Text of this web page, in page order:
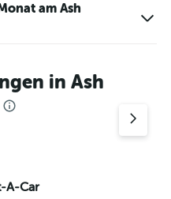
am Ash
in Ash
A-Car